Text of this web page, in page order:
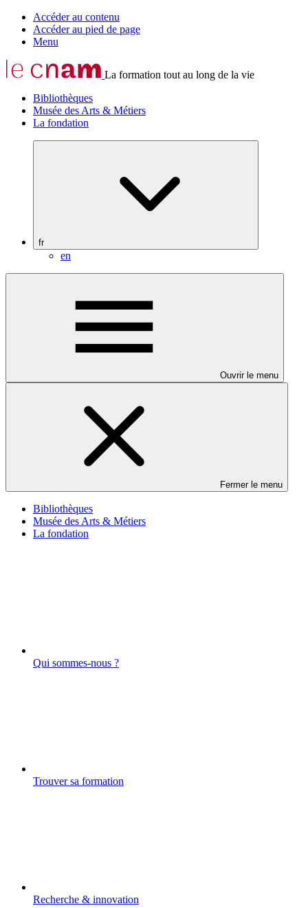
Accéder au contenu
Accéder au pied de page
Menu
La formation tout au long de la vie
Bibliothèques
Musée des Arts & Métiers
La fondation
fr
en
Ouvrir le menu
Fermer le menu
Bibliothèques
Musée des Arts & Métiers
La fondation
Qui sommes-nous ?
Trouver sa formation
Recherche & innovation